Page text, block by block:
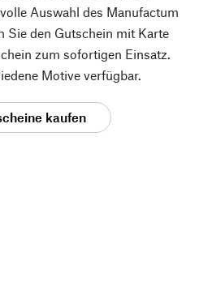
Auswahl des Manufactum
Sie den Gutschein mit Karte
zum sofortigen Einsatz.
Motive verfügbar.
kaufen